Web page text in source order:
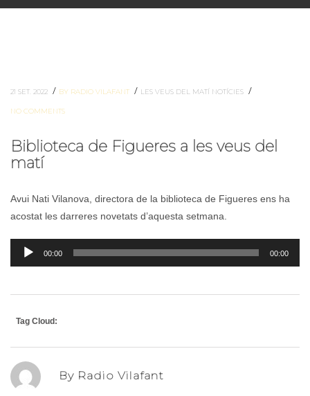
21 SET. 2022 / BY RADIO VILAFANT / LES VEUS DEL MATÍ NOTÍCIES /
NO COMMENTS
Biblioteca de Figueres a les veus del
matí
Avui Nati Vilanova, directora de la biblioteca de Figueres ens ha
acostat les darreres novetats d’aquesta setmana.
Reproductor
d'àudio
00:00 00:00
Tag Cloud:
By Radio Vilafant